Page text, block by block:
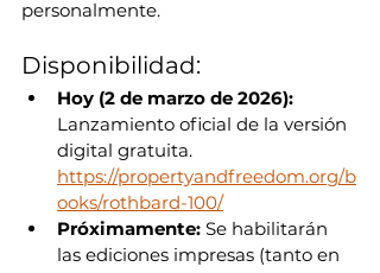
personalmente.
Disponibilidad:
Hoy (2 de marzo de 2026):
Lanzamiento oficial de la versión
digital gratuita.
https://propertyandfreedom.org/b
ooks/rothbard-100/
Próximamente: Se habilitarán
las ediciones impresas (tanto en